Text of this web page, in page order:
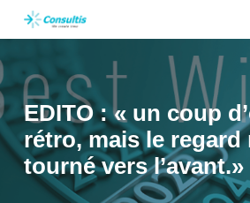
Skip
to
main
content
EDITO : « un coup
rétro, mais le regard
tourné vers l’avant.»